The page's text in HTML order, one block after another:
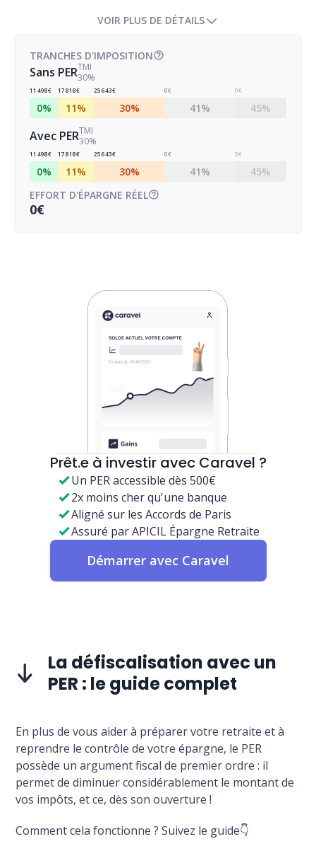
VOIR PLUS DE DÉTAILS
TRANCHES D'IMPOSITION
Sans PERTMI
30%
11 498€
0%
17 818€
11%
25 643€
30%
0€
41%
0€
45%
Avec PERTMI
30%
11 498€
0%
17 818€
11%
25 643€
30%
0€
41%
0€
45%
EFFORT D'ÉPARGNE RÉEL
0€
Prêt.e à investir avec Caravel ?
Un PER accessible dès 500€
2x moins cher qu'une banque
Aligné sur les Accords de Paris
Assuré par APICIL Épargne Retraite
Démarrer avec Caravel
La défiscalisation avec un
PER : le guide complet
En plus de vous aider à préparer votre retraite et à
reprendre le contrôle de votre épargne, le PER
possède un argument fiscal de premier ordre : il
permet de diminuer considérablement le montant de
vos impôts, et ce, dès son ouverture !
Comment cela fonctionne ? Suivez le guide👇